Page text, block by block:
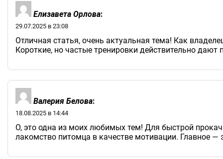
Елизавета Орлова:
29.07.2025 в 23:08
Отличная статья, очень актуальная тема! Как
Короткие, но частые тренировки действительно
Валерия Белова:
18.08.2025 в 14:44
О, это одна из моих любимых тем! Для быстрой
лакомство питомца в качестве мотивации. Главное —